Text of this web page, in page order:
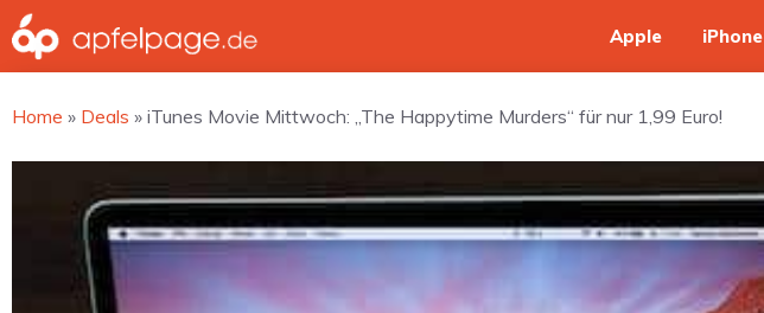
Zum
Inhalt
springen
Apple iPhone
Home » Deals » iTunes Movie Mittwoch: „The Happytime Murders“ für nur 1,99 Euro!